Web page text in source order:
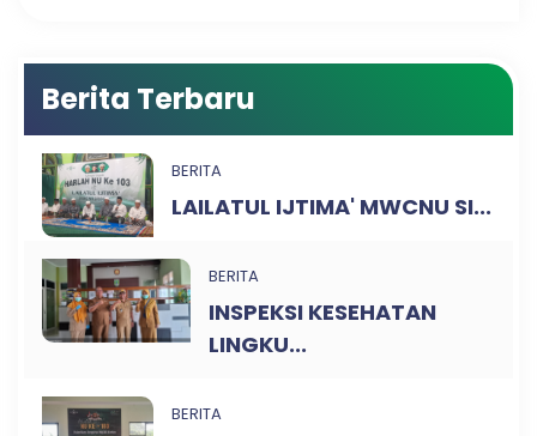
Berita Terbaru
BERITA
LAILATUL IJTIMA' MWCNU SI...
BERITA
INSPEKSI KESEHATAN
LINGKU...
BERITA